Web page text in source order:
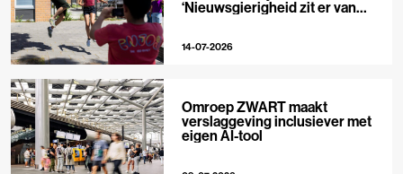
‘Nieuwsgierigheid zit er van
14-07-2026
Omroep ZWART maakt
verslaggeving inclusiever met
eigen AI-tool